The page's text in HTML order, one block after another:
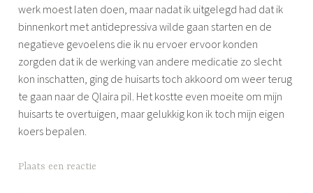
o
e
e
m
werk moest laten doen, maar nadat ik uitgelegd had dat ik
binnenkort met antidepressiva wilde gaan starten en de
negatieve gevoelens die ik nu ervoer ervoor konden
zorgden dat ik de werking van andere medicatie zo slecht
kon inschatten, ging de huisarts toch akkoord om weer terug
te gaan naar de Qlaira pil. Het kostte even moeite om mijn
huisarts te overtuigen, maar gelukkig kon ik toch mijn eigen
koers bepalen.
G
Plaats een reactie